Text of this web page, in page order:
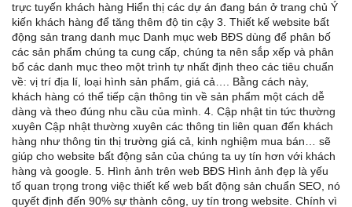
trực tuyến khách hàng Hiển thị các dự án đang bán ở trang chủ Ý
kiến khách hàng để tăng thêm độ tin cậy 3. Thiết kế website bất
động sản trang danh mục Danh mục web BĐS dùng để phân bố
các sản phẩm chúng ta cung cấp, chúng ta nên sắp xếp và phân
bổ các danh mục theo một trình tự nhất định theo các tiêu chuẩn
về: vị trí địa lí, loại hình sản phẩm, giá cả…. Bằng cách này,
khách hàng có thể tiếp cận thông tin về sản phẩm một cách dễ
dàng và theo đúng nhu cầu của mình. 4. Cập nhật tin tức thường
xuyên Cập nhật thường xuyên các thông tin liên quan đến khách
hàng như thông tin thị trường giá cả, kinh nghiệm mua bán… sẽ
giúp cho website bất động sản của chúng ta uy tín hơn với khách
hàng và google. 5. Hình ảnh trên web BĐS Hình ảnh đẹp là yếu
tố quan trọng trong việc thiết kế web bất động sản chuẩn SEO, nó
quyết định đến 90% sự thành công, uy tín trong website. Chính vì